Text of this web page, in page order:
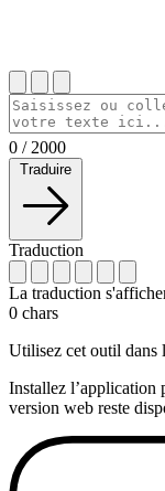
0 / 2000
Traduire
Traduction
La traduction
0 chars
Utilisez cet outil dans
Installez l’application
version web reste